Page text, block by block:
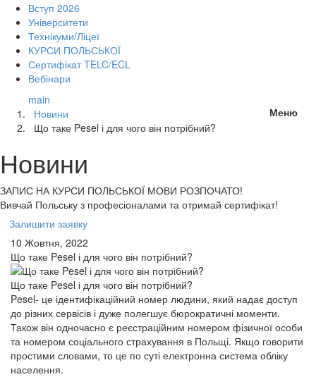
Вступ 2026
Університети
Технікуми/Ліцеї
КУРСИ ПОЛЬСЬКОЇ
Сертифікат TELC/ECL
Вебінари
Меню
main
Новини
Що таке Pesel і для чого він потрібний?
Новини
ЗАПИС НА КУРСИ ПОЛЬСЬКОЇ МОВИ РОЗПОЧАТО!
Вивчай Польську з професіоналами та отримай сертифікат!
Залишити заявку
10 Жовтня, 2022
Що таке Pesel і для чого він потрібний?
Що таке Pesel і для чого він потрібний?
Pesel- це ідентифікаційний номер людини, який надає доступ
до різних сервісів і дуже полегшує бюрократичні моменти.
Також він одночасно є реєстраційним номером фізичної особи
та номером соціального страхування в Польщі. Якщо говорити
простими словами, то це по суті електронна система обліку
населення.